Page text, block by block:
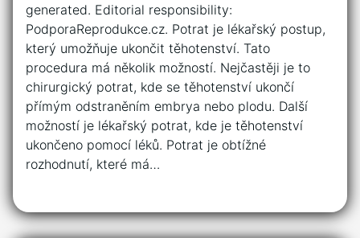
generated. Editorial responsibility:
PodporaReprodukce.cz. Potrat je lékařský postup,
který umožňuje ukončit těhotenství. Tato
procedura má několik možností. Nejčastěji je to
chirurgický potrat, kde se těhotenství ukončí
přímým odstraněním embrya nebo plodu. Další
možností je lékařský potrat, kde je těhotenství
ukončeno pomocí léků. Potrat je obtížné
rozhodnutí, které má…